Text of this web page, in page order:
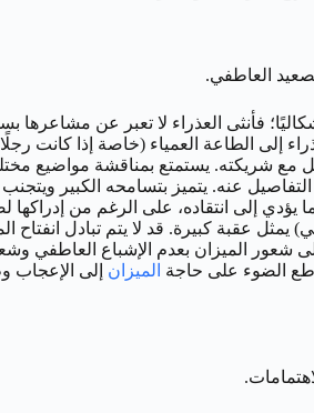
العاطفي.
فأنثى العذراء لا تعبر عن
إلى الطاعة العمياء (خاصة إذا كانت
مع شريكته. يستمتع بمناقشة مواضيع
عنه. يتميز بتسامحه الكبير
يؤدي إلى انتقاده، على الرغم من
يمثل عقبة كبيرة. قد لا يتم تبادل
شعور الميزان بعدم الإشباع العاطفي
الضوء على حاجة الميزان إلى الإعجاب